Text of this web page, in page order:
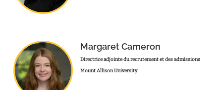
Margaret Cameron
Directrice adjointe du recrutement et des admissions
Mount Allison University